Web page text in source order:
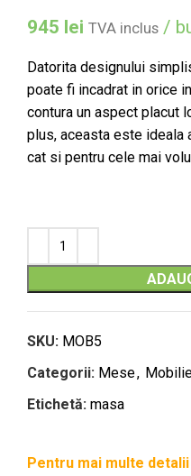
945 lei TVA inclus /
Datorita designului
poate fi incadrat in orice
contura un aspect placut
plus, aceasta este ideala
cat si pentru cele mai
SKU: MOB5
Categorii: Mese,
Etichetă: masa
Pentru mai multe